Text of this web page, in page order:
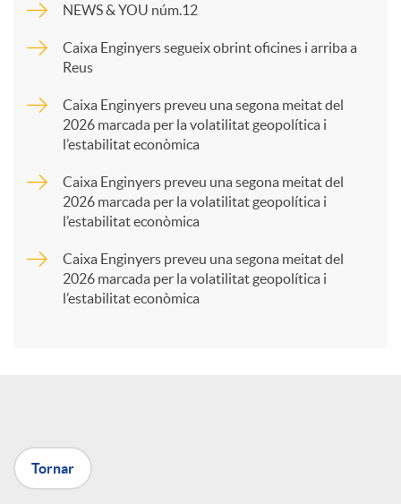
p
a
X
NEWS & YOU núm.12
Caixa Enginyers segueix obrint oficines i arriba a
Reus
Caixa Enginyers preveu una segona meitat del
2026 marcada per la volatilitat geopolítica i
l’estabilitat econòmica
Caixa Enginyers preveu una segona meitat del
2026 marcada per la volatilitat geopolítica i
l’estabilitat econòmica
Caixa Enginyers preveu una segona meitat del
2026 marcada per la volatilitat geopolítica i
l’estabilitat econòmica
Tornar